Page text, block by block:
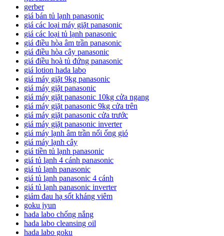
gerber
giá bán tủ lạnh panasonic
giá các loại máy giặt panasonic
giá các loại tủ lạnh panasonic
giá điều hòa âm trần panasonic
giá điều hòa cây panasonic
giá điều hoà tủ đứng panasonic
giá lotion hada labo
giá máy giặt 9kg panasonic
giá máy giặt panasonic
giá máy giặt panasonic 10kg cửa ngang
giá máy giặt panasonic 9kg cửa trên
giá máy giặt panasonic cửa trước
giá máy giặt panasonic inverter
giá máy lạnh âm trần nối ống gió
giá máy lạnh cây
giá tiền tủ lạnh panasonic
giá tủ lạnh 4 cánh panasonic
giá tủ lạnh panasonic
giá tủ lạnh panasonic 4 cánh
giá tủ lạnh panasonic inverter
giảm đau hạ sốt kháng viêm
goku jyun
hada labo chống nắng
hada labo cleansing oil
hada labo goku